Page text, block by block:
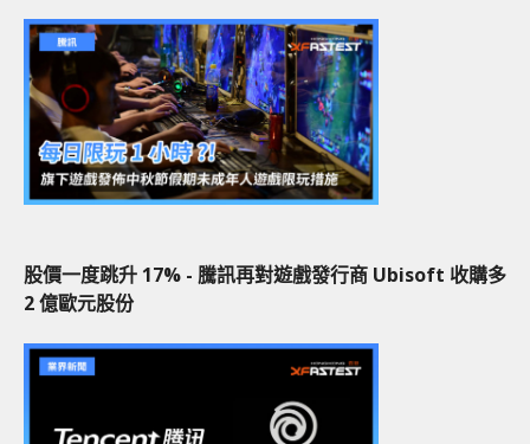
股價一度跳升 17% - 騰訊再對遊戲發行商 Ubisoft 收購多
2 億歐元股份